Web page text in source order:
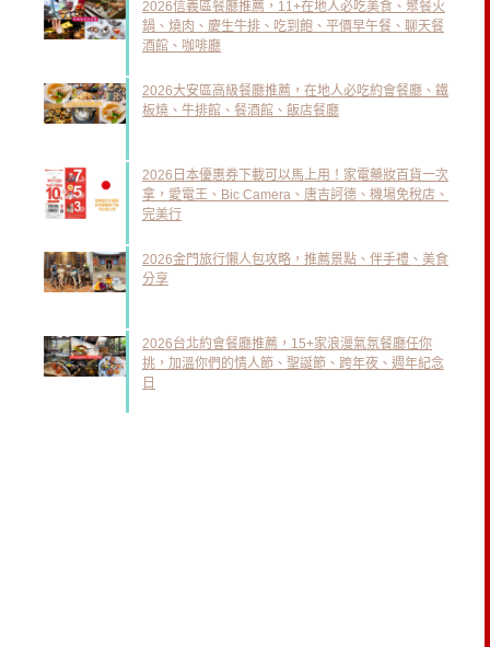
2026信義區餐廳推薦，11+在地人必吃美食、聚餐火
鍋、燒肉、慶生牛排、吃到飽、平價早午餐、聊天餐
酒館、咖啡廳
2026大安區高級餐廳推薦，在地人必吃約會餐廳、鐵
板燒、牛排館、餐酒館、飯店餐廳
2026日本優惠券下載可以馬上用！家電藥妝百貨一次
拿，愛電王、Bic Camera、唐吉訶德、機場免稅店、
完美行
2026金門旅行懶人包攻略，推薦景點、伴手禮、美食
分享
2026台北約會餐廳推薦，15+家浪漫氣氛餐廳任你
挑，加溫你們的情人節、聖誕節、跨年夜、週年紀念
日